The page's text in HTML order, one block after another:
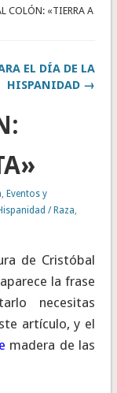
COLÓN: «TIERRA A
EL DÍA DE LA
HISPANIDAD →
, Eventos y
/ Raza,
de Cristóbal
la frase
necesitas
artículo, y el
madera de las